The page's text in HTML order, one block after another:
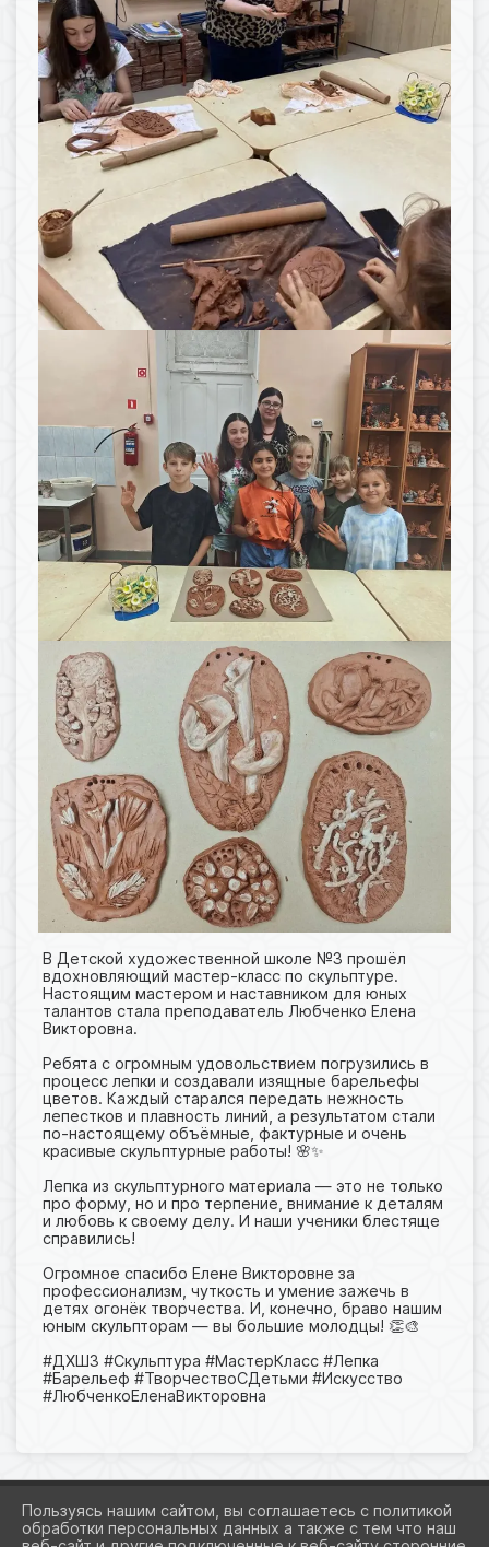
В Детской художественной школе №3 прошёл
вдохновляющий мастер-класс по скульптуре.
Настоящим мастером и наставником для юных
талантов стала преподаватель Любченко Елена
Викторовна.
Ребята с огромным удовольствием погрузились в
процесс лепки и создавали изящные барельефы
цветов. Каждый старался передать нежность
лепестков и плавность линий, а результатом стали
по-настоящему объёмные, фактурные и очень
красивые скульптурные работы! 🌸✨
Лепка из скульптурного материала — это не только
про форму, но и про терпение, внимание к деталям
и любовь к своему делу. И наши ученики блестяще
справились!
Огромное спасибо Елене Викторовне за
профессионализм, чуткость и умение зажечь в
детях огонёк творчества. И, конечно, браво нашим
юным скульпторам — вы большие молодцы! 👏🎨
#ДХШ3 #Скульптура #МастерКласс #Лепка
#Барельеф #ТворчествоСДетьми #Искусство
#ЛюбченкоЕленаВикторовна
Пользуясь нашим сайтом, вы соглашаетесь с политикой
обработки персональных данных а также с тем что наш